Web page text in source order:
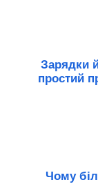
Зарядки
простий
Чому